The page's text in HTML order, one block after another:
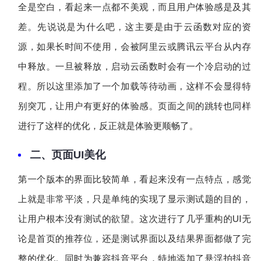
全是空白，看起来一点都不美观，而且用户体验感是及其
差。先说说是为什么吧，这主要是由于云函数对应的资
源，如果长时间不使用，会被阿里云或腾讯云平台从内存
中释放。一旦被释放，启动云函数时会有一个冷启动的过
程。所以这里添加了一个加载等待动画，这样不会显得特
别突兀，让用户有更好的体验感。页面之间的跳转也同样
进行了这样的优化，反正就是体验更顺畅了。
​二、页面UI美化
第一个版本的界面比较简单，看起来没有一点特点，感觉
上就是非常平淡，只是单纯的实现了显示测试题的目的，
让用户根本没有测试的欲望。这次进行了几乎重构的UI无
论是首页的推荐位，还是测试界面以及结果界面都做了完
整的优化。同时为兼容抖音平台，特地添加了悬浮拍抖音